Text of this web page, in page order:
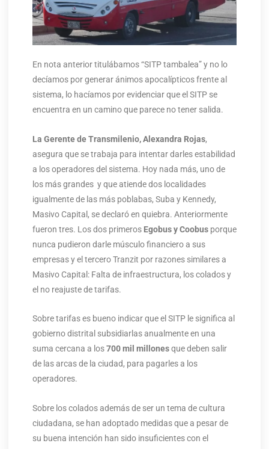
En nota anterior titulábamos “SITP tambalea” y no lo
decíamos por generar ánimos apocalípticos frente al
sistema, lo hacíamos por evidenciar que el SITP se
encuentra en un camino que parece no tener salida.
La Gerente de Transmilenio, Alexandra Rojas,
asegura que se trabaja para intentar darles estabilidad
a los operadores del sistema. Hoy nada más, uno de
los más grandes y que atiende dos localidades
igualmente de las más poblabas, Suba y Kennedy,
Masivo Capital, se declaró en quiebra. Anteriormente
fueron tres. Los dos primeros Egobus y Coobusporque
nunca pudieron darle músculo financiero a sus
empresas y el tercero Tranzit por razones similares a
Masivo Capital: Falta de infraestructura, los colados y
el no reajuste de tarifas.
Sobre tarifas es bueno indicar que el SITP le significa al
gobierno distrital subsidiarlas anualmente en una
suma cercana a los700 mil millonesque deben salir
de las arcas de la ciudad, para pagarles a los
operadores.
Sobre los colados además de ser un tema de cultura
ciudadana, se han adoptado medidas que a pesar de
su buena intención han sido insuficientes con el